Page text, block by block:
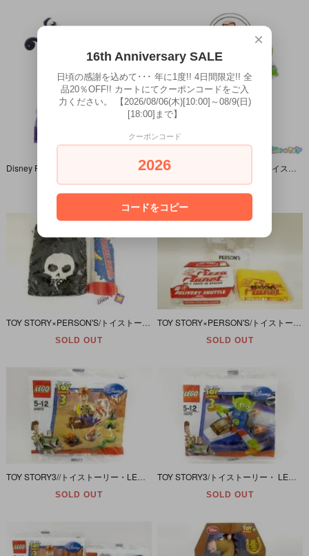
Disney PIXAR/ディズニーピクサー・TOMY/タカラトミー・INSIDE OUT/インサイドアウト/インサイドヘッド・おしゃべりぬいぐるみ/Plush 「Fear/フィアー/ビビリ」 未開封
5,500円(税込) 8,800円(税込)
SOLD OUT SOLD OUT
SOLD OUT SOLD OUT
×
16th Anniversary SALE
日頃の感謝を込めて･･･ 年に1度!! 4日間限定!! 全
品20％OFF!! カートにてクーポンコードをご入
力ください。 【2026/08/06(木)[10:00]～08/9(日)
[18:00]まで】
クーポンコード
2026
コードをコピー